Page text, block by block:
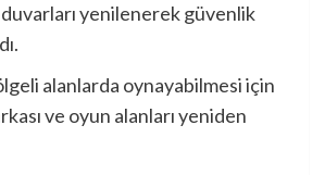
duvarları yenilenerek güvenlik
alanlarda oynayabilmesi için
ve oyun alanları yeniden